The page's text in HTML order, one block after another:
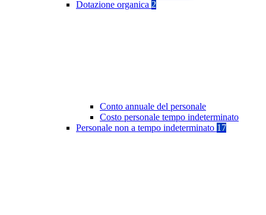
Dotazione organica 2
Conto annuale del personale
Costo personale tempo indeterminato
Personale non a tempo indeterminato 17